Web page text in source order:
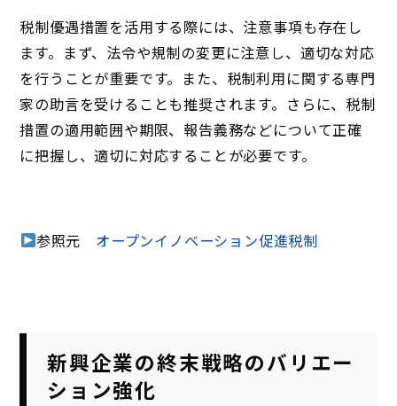
税制優遇措置を活用する際には、注意事項も存在し
ます。まず、法令や規制の変更に注意し、適切な対応
を行うことが重要です。また、税制利用に関する専門
家の助言を受けることも推奨されます。さらに、税制
措置の適用範囲や期限、報告義務などについて正確
に把握し、適切に対応することが必要です。
参照元 オープンイノベーション促進税制
新興企業の終末戦略のバリエー
ション強化